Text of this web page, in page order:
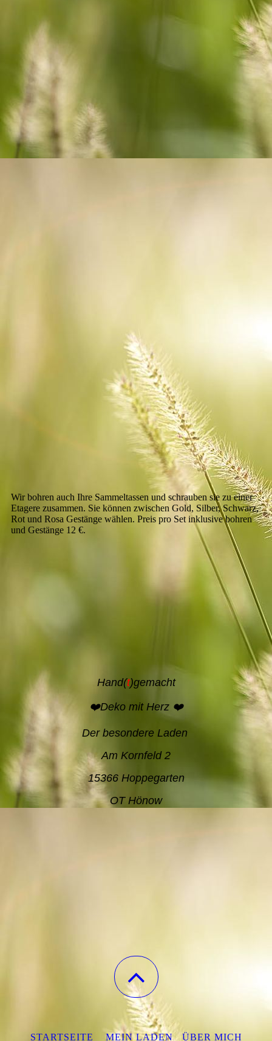
Wir bohren auch Ihre Sammeltassen und schrauben sie zu einer
Etagere zusammen. Sie können zwischen Gold, Silber, Schwarz,
Rot und Rosa Gestänge wählen. Preis pro Set inklusive bohren
und Gestänge 12 €.
Hand(t)gemacht
❤️Deko mit Herz ❤️
Der besondere Laden
Am Kornfeld 2
15366 Hoppegarten
OT Hönow
STARTSEITE MEIN LADEN ÜBER MICH